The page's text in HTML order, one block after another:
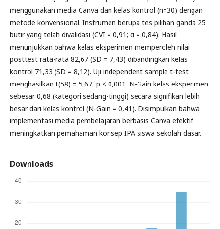
menggunakan media Canva dan kelas kontrol (n=30) dengan
metode konvensional. Instrumen berupa tes pilihan ganda 25
butir yang telah divalidasi (CVI = 0,91; α = 0,84). Hasil
menunjukkan bahwa kelas eksperimen memperoleh nilai
posttest rata-rata 82,67 (SD = 7,43) dibandingkan kelas
kontrol 71,33 (SD = 8,12). Uji independent sample t-test
menghasilkan t(58) = 5,67, p < 0,001. N-Gain kelas eksperimen
sebesar 0,68 (kategori sedang-tinggi) secara signifikan lebih
besar dari kelas kontrol (N-Gain = 0,41). Disimpulkan bahwa
implementasi media pembelajaran berbasis Canva efektif
meningkatkan pemahaman konsep IPA siswa sekolah dasar.
Downloads